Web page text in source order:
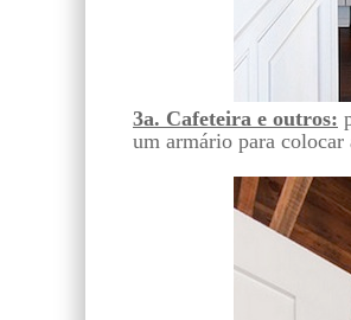
3a. Cafeteira e outros:
um armário para colocar